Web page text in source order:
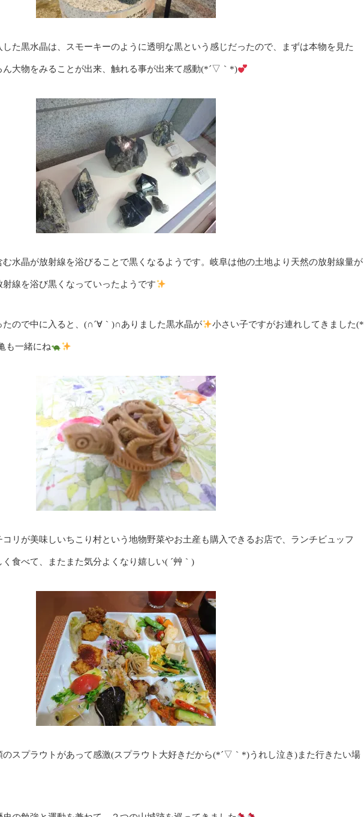
た黒水晶は、スモーキーのように透明な黒という感じだったので、まずは本物を見た
ん大物をみることが出来、触れる事が出来て感動(*´▽｀*)
水晶が放射線を浴びることで黒くなるようです。岐阜は他の土地より天然の放射線量が
線を浴び黒くなっていったようです
ので中に入ると、(∩´∀｀)∩ありました黒水晶が 小さい子ですがお連れしてきました(*
も一緒にね
リが美味しいちこり村という地物野菜やお土産も購入できるお店で、ランチビュッフ
食べて、またまた気分よくなり嬉しい( ´艸｀)
のスプラウトがあって感激(スプラウト大好きだから(*´▽｀*)うれし泣き)また行きたい場